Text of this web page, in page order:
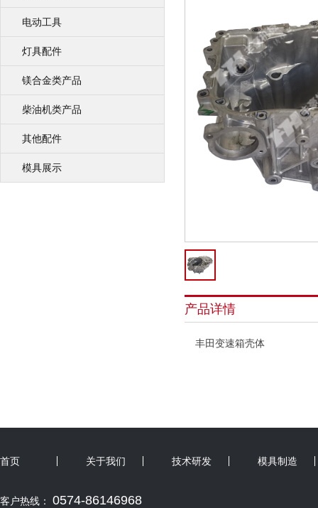
电动工具
灯具配件
镁合金类产品
柴油机类产品
其他配件
模具展示
产品详情
丰田变速箱壳体
首页 关于我们 技术研发 模具制造
客户热线： 0574-86146968